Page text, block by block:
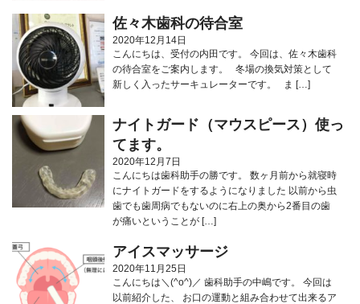
佐々木歯科の待合室
2020年12月14日
こんにちは、受付の内田です。 今回は、佐々木歯科
の待合室をご案内します。 冬場の換気対策として
新しく入ったサーキュレーターです。 ま […]
ナイトガード（マウスピース）使っ
てます。
2020年12月7日
こんにちは歯科助手の勝です。 数ヶ月前から就寝時
にナイトガードをするようになりました 以前から虫
歯でも歯周病でもないのに右上の奥から2番目の歯
が痛いということが […]
アイスマッサージ
2020年11月25日
こんにちは＼(^o^)／ 歯科助手の中嶋です。 今回は
以前紹介した、 お口の運動と組み合わせて出来るア